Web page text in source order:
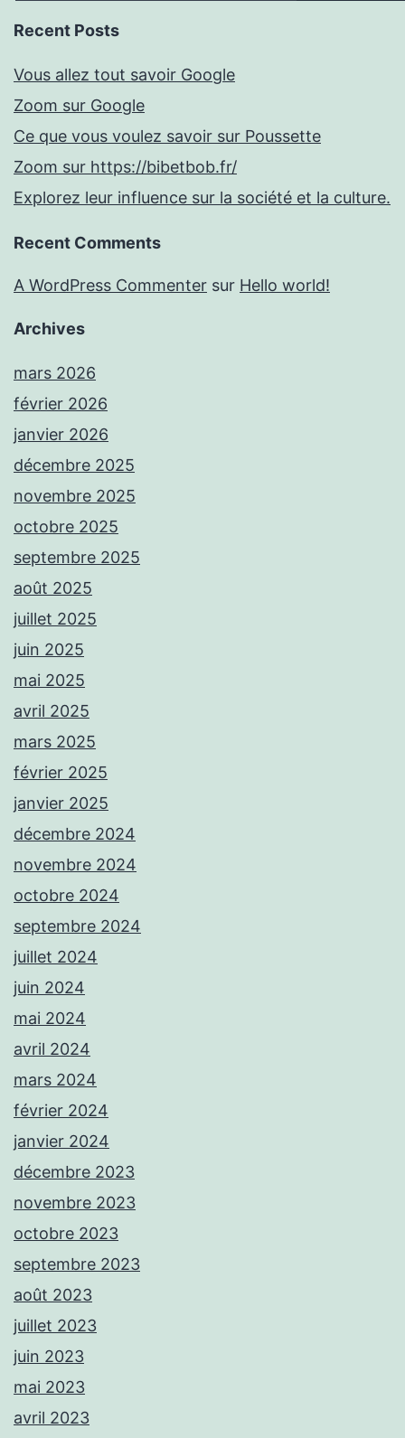
Recent Posts
Vous allez tout savoir Google
Zoom sur Google
Ce que vous voulez savoir sur Poussette
Zoom sur https://bibetbob.fr/
Explorez leur influence sur la société et la culture.
Recent Comments
A WordPress Commenter sur Hello world!
Archives
mars 2026
février 2026
janvier 2026
décembre 2025
novembre 2025
octobre 2025
septembre 2025
août 2025
juillet 2025
juin 2025
mai 2025
avril 2025
mars 2025
février 2025
janvier 2025
décembre 2024
novembre 2024
octobre 2024
septembre 2024
juillet 2024
juin 2024
mai 2024
avril 2024
mars 2024
février 2024
janvier 2024
décembre 2023
novembre 2023
octobre 2023
septembre 2023
août 2023
juillet 2023
juin 2023
mai 2023
avril 2023